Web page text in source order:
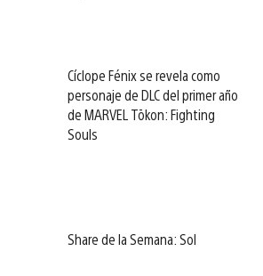
Cíclope Fénix se revela como
personaje de DLC del primer año
de MARVEL Tōkon: Fighting
Souls
Share de la Semana: Sol